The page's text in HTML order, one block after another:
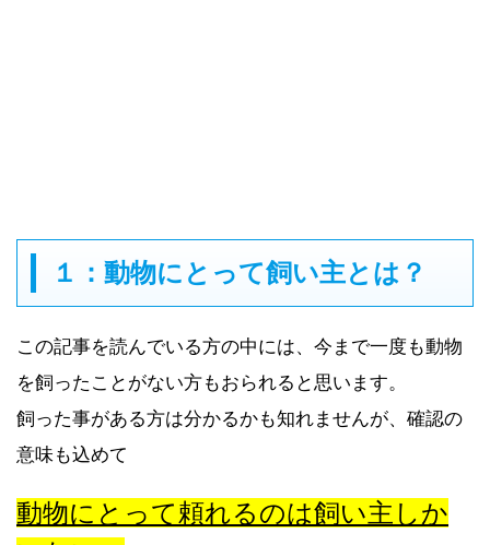
１：動物にとって飼い主とは？
この記事を読んでいる方の中には、今まで一度も動物
を飼ったことがない方もおられると思います。
飼った事がある方は分かるかも知れませんが、確認の
意味も込めて
動物にとって頼れるのは飼い主しか